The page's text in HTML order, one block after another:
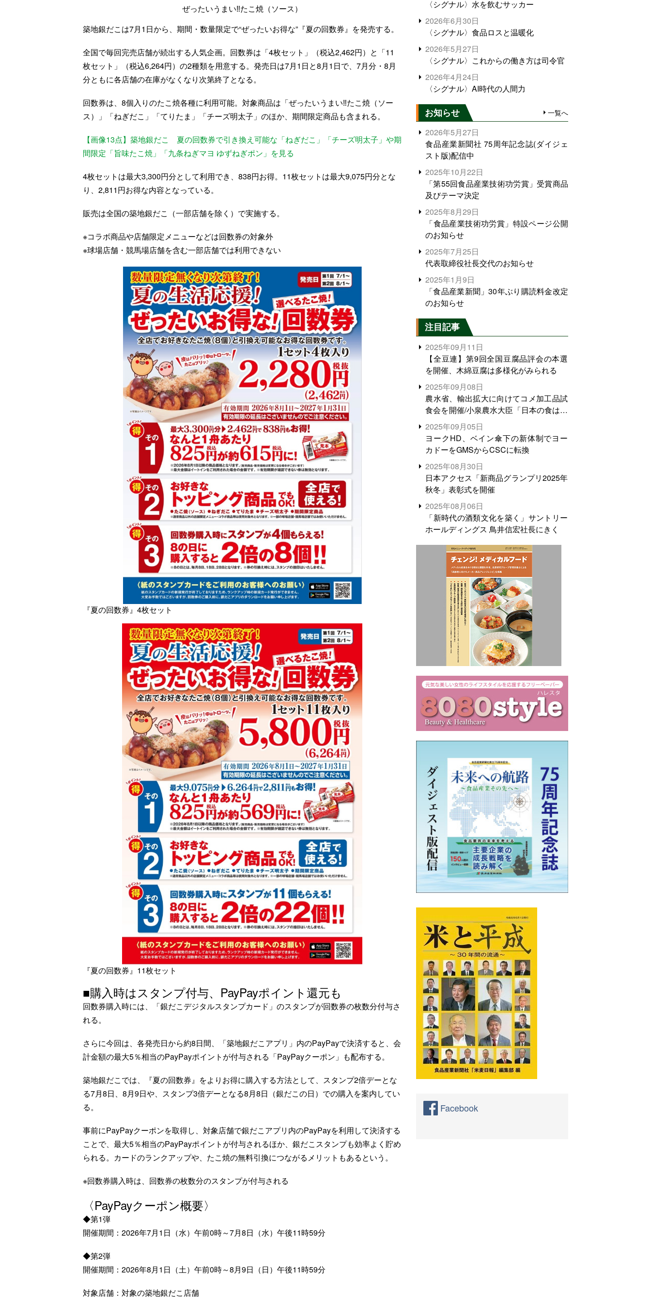
ぜったいうまい‼たこ焼（ソース）
築地銀だこは7月1日から、期間・数量限定で“ぜったいお得な”『夏の回数券』を発売する。
全国で毎回完売店舗が続出する人気企画。回数券は「4枚セット」（税込2,462円）と「11
枚セット」（税込6,264円）の2種類を用意する。発売日は7月1日と8月1日で、7月分・8月
分ともに各店舗の在庫がなくなり次第終了となる。
回数券は、8個入りのたこ焼各種に利用可能。対象商品は「ぜったいうまい‼たこ焼（ソー
ス）」「ねぎだこ」「てりたま」「チーズ明太子」のほか、期間限定商品も含まれる。
【画像13点】築地銀だこ 夏の回数券で引き換え可能な「ねぎだこ」「チーズ明太子」や期
間限定「旨味たこ焼」「九条ねぎマヨ ゆずねぎポン」を見る
4枚セットは最大3,300円分として利用でき、838円お得。11枚セットは最大9,075円分とな
り、2,811円お得な内容となっている。
販売は全国の築地銀だこ（一部店舗を除く）で実施する。
※コラボ商品や店舗限定メニューなどは回数券の対象外
※球場店舗・競馬場店舗を含む一部店舗では利用できない
『夏の回数券』4枚セット
『夏の回数券』11枚セット
■購入時はスタンプ付与、PayPayポイント還元も
回数券購入時には、「銀だこデジタルスタンプカード」のスタンプが回数券の枚数分付与さ
れる。
さらに今回は、各発売日から約8日間、「築地銀だこアプリ」内のPayPayで決済すると、会
計金額の最大5％相当のPayPayポイントが付与される「PayPayクーポン」も配布する。
築地銀だこでは、『夏の回数券』をよりお得に購入する方法として、スタンプ2倍デーとな
る7月8日、8月9日や、スタンプ3倍デーとなる8月8日（銀だこの日）での購入を案内してい
る。
事前にPayPayクーポンを取得し、対象店舗で銀だこアプリ内のPayPayを利用して決済する
ことで、最大5％相当のPayPayポイントが付与されるほか、銀だこスタンプも効率よく貯め
られる。カードのランクアップや、たこ焼の無料引換につながるメリットもあるという。
※回数券購入時は、回数券の枚数分のスタンプが付与される
〈PayPayクーポン概要〉
◆第1弾
開催期間：2026年7月1日（水）午前0時～7月8日（水）午後11時59分
◆第2弾
開催期間：2026年8月1日（土）午前0時～8月9日（日）午後11時59分
対象店舗：対象の築地銀だこ店舗
〈シグナル〉水を飲むサッカー
2026年6月30日
〈シグナル〉食品ロスと温暖化
2026年5月27日
〈シグナル〉これからの働き方は司令官
2026年4月24日
〈シグナル〉AI時代の人間力
お知らせ 一覧へ
2026年5月27日
食品産業新聞社 75周年記念誌(ダイジェ
スト版)配信中
2025年10月22日
「第55回食品産業技術功労賞」受賞商品
及びテーマ決定
2025年8月29日
「食品産業技術功労賞」特設ページ公開
のお知らせ
2025年7月25日
代表取締役社長交代のお知らせ
2025年1月9日
「食品産業新聞」30年ぶり購読料金改定
のお知らせ
注目記事
2025年09月11日
【全豆連】第9回全国豆腐品評会の本選
を開催、木綿豆腐は多様化がみられる
2025年09月08日
農水省、輸出拡大に向けてコメ加工品試
食会を開催/小泉農水大臣「日本の食は世
界でトップをとれる。米増産に向けて、
米輸出需要の拡大を」
2025年09月05日
ヨークHD、ベイン傘下の新体制でヨー
カドーをGMSからCSCに転換
2025年08月30日
日本アクセス「新商品グランプリ2025年
秋冬」表彰式を開催
2025年08月06日
「新時代の酒類文化を築く」サントリー
ホールディングス 鳥井信宏社長にきく
Facebook